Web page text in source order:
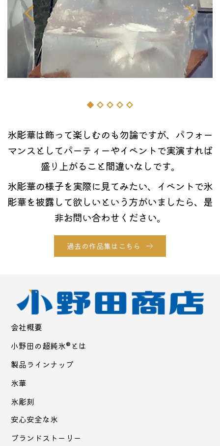
氷彫華は飾って楽しむのも勿論ですが、パフォー
マンスとしてパーティーやイベントで実演すれば
盛り上がること間違いなしです。
氷彫華の様子を実際に見てみたい、イベントで氷
彫華を披露して欲しいという方がいましたら、是
非お問い合わせください。
過去の作品集はこちら
会社概要
小野田の超純氷®とは
製品ラインナップ
氷華
氷彫刻
安心安全な氷
ブランドストーリー